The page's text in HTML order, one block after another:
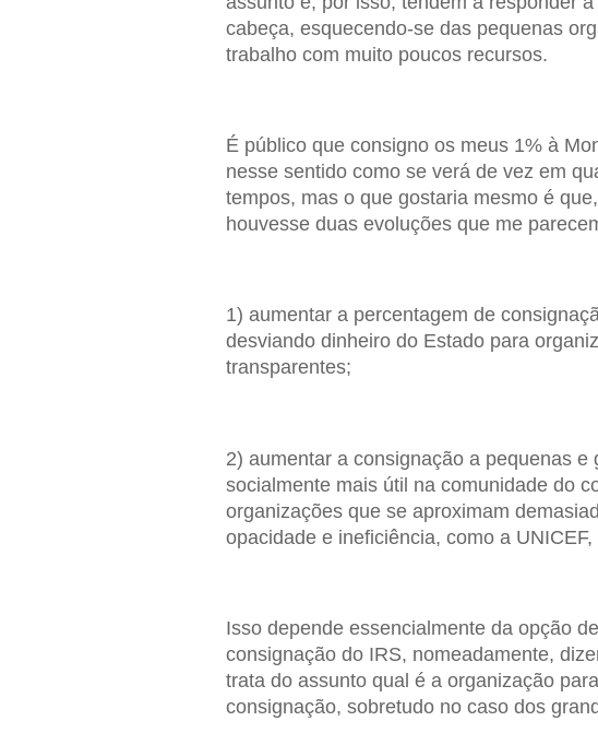
cabeça, esquecendo-se das pequenas
trabalho com muito poucos recursos.
É público que consigno os meus 1% à
nesse sentido como se verá de vez em
tempos, mas o que gostaria mesmo é
houvesse duas evoluções que me
1) aumentar a percentagem de
desviando dinheiro do Estado para
transparentes;
2) aumentar a consignação a pequenas
socialmente mais útil na comunidade do
organizações que se aproximam
opacidade e ineficiência, como a
Isso depende essencialmente da opção
consignação do IRS, nomeadamente,
trata do assunto qual é a organização
consignação, sobretudo no caso dos